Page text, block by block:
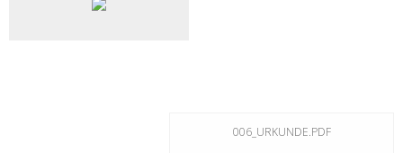
006_URKUNDE.PDF